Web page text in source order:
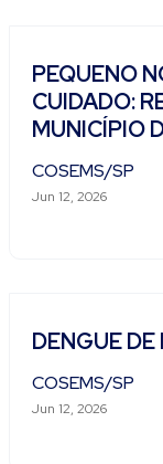
PEQUENO
CUIDADO:
MUNICÍPIO
COSEMS/SP
Jun 12, 2026
DENGUE
COSEMS/SP
Jun 12, 2026